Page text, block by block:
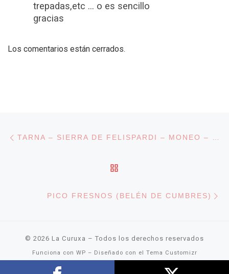
trepadas,etc … o es sencillo
gracias
Los comentarios están cerrados.
Navegación de entradas TARNA – SIERRA DE FELISPARDI – MONEO – TARNA
PICO FRESNOS (BELÉN DE CUMBRES)
© 2026 La Curuxa – Todos los derechos reservados
Funciona con WP – Diseñado con el Tema Customizr